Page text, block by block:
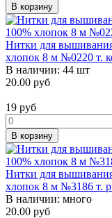
В корзину
Нитки для
хлопок 8 м №0220 т.
В наличии: 44 шт
20.00 руб
19 руб
В корзину
Нитки для
хлопок 8 м №3186 т.
В наличии: много
20.00 руб